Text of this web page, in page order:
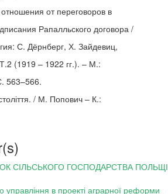
от переговоров в
Рапалльского договора /
С. Дёрнберг, Х. Зайдевиц,
(1919 – 1922 гг.). – М.:
563–566.
/ М. Попович – К.:
СІЛЬСЬКОГО ГОСПОДАРСТВА ПОЛЬЩІ
в проекті аграрної реформи